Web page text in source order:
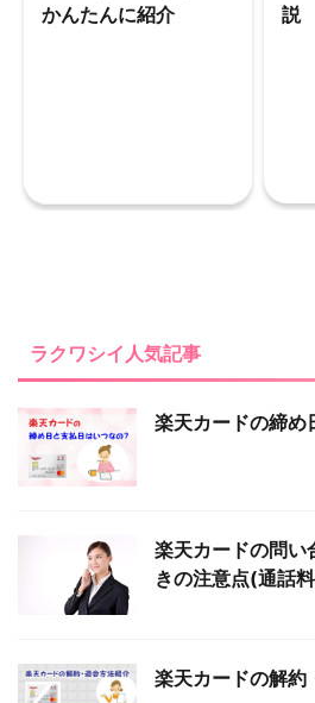
かんたんに紹介
説
ラクワシイ人気記事
楽天カードの締め
楽天カードの問い
きの注意点(通話
楽天カードの解約